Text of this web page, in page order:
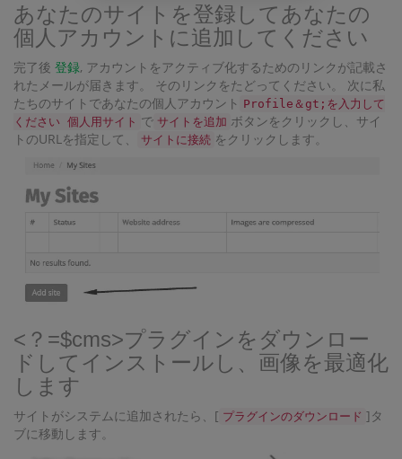
あなたのサイトを登録してあなたの
個人アカウントに追加してください
完了後 登録, アカウントをアクティブ化するためのリンクが記載さ
れたメールが届きます。 そのリンクをたどってください。 次に私
たちのサイトであなたの個人アカウント Profile＆gt;を入力して
ください 個人用サイト で サイトを追加 ボタンをクリックし、サイ
トのURLを指定して、
サイトに接続 をクリックします。
<？=$cms>プラグインをダウンロー
ドしてインストールし、画像を最適化
します
サイトがシステムに追加されたら、[ プラグインのダウンロード ]タ
ブに移動します。